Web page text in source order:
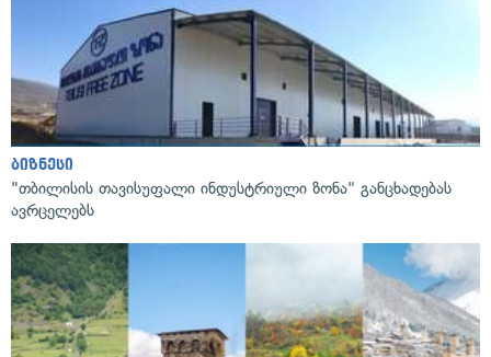
ბიზნესი
"თბილისის თავისუფალი ინდუსტრიული ზონა" განცხადებას
ავრცელებს